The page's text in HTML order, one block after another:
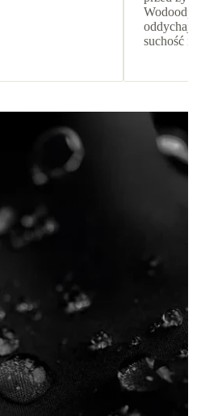
suchość i